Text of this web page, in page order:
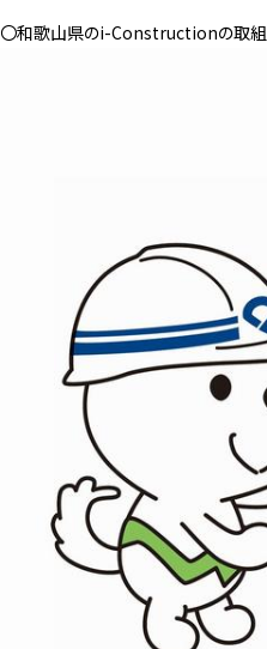
〇和歌山県のi-Constructionの取組